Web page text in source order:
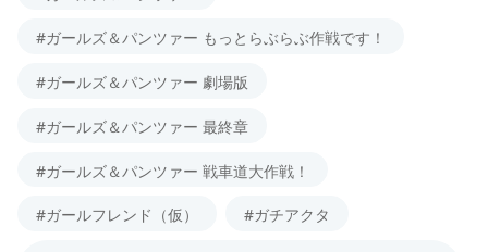
#ガールズ＆パンツァー もっとらぶらぶ作戦です！
#ガールズ＆パンツァー 劇場版
#ガールズ＆パンツァー 最終章
#ガールズ＆パンツァー 戦車道大作戦！
#ガールフレンド（仮） #ガチアクタ